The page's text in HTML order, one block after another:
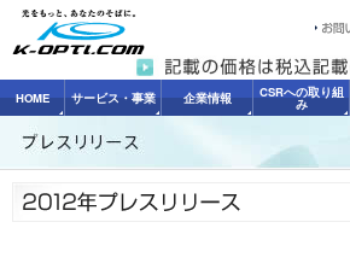
HOME サービス・事業 企業情報 CSRへの取り組
み